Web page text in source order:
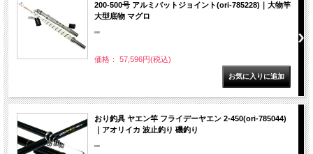
200-500号 アルミバットジョイント(ori-785228)｜大物竿
大型底物 マグロ
""
価格： 57,596円(税込)
おり釣具 ヤエン竿 フライデーヤエン 2-450(ori-785044)
｜アオリイカ 波止釣り 磯釣り
""